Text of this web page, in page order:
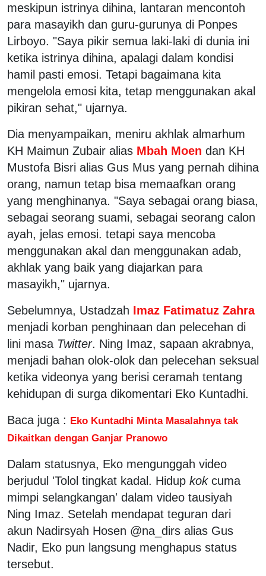
meskipun istrinya dihina, lantaran mencontoh
para masayikh dan guru-gurunya di Ponpes
Lirboyo. "Saya pikir semua laki-laki di dunia ini
ketika istrinya dihina, apalagi dalam kondisi
hamil pasti emosi. Tetapi bagaimana kita
mengelola emosi kita, tetap menggunakan akal
pikiran sehat," ujarnya.
Dia menyampaikan, meniru akhlak almarhum
KH Maimun Zubair alias Mbah Moen dan KH
Mustofa Bisri alias Gus Mus yang pernah dihina
orang, namun tetap bisa memaafkan orang
yang menghinanya. "Saya sebagai orang biasa,
sebagai seorang suami, sebagai seorang calon
ayah, jelas emosi. tetapi saya mencoba
menggunakan akal dan menggunakan adab,
akhlak yang baik yang diajarkan para
masayikh," ujarnya.
Sebelumnya, Ustadzah Imaz Fatimatuz Zahra
menjadi korban penghinaan dan pelecehan di
lini masa Twitter. Ning Imaz, sapaan akrabnya,
menjadi bahan olok-olok dan pelecehan seksual
ketika videonya yang berisi ceramah tentang
kehidupan di surga dikomentari Eko Kuntadhi.
Baca juga : Eko Kuntadhi Minta Masalahnya tak
Dikaitkan dengan Ganjar Pranowo
Dalam statusnya, Eko mengunggah video
berjudul 'Tolol tingkat kadal. Hidup kokcuma
mimpi selangkangan' dalam video tausiyah
Ning Imaz. Setelah mendapat teguran dari
akun Nadirsyah Hosen @na_dirs alias Gus
Nadir, Eko pun langsung menghapus status
tersebut.